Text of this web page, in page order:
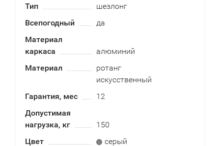
Тип
шезлонг
Всепогодный
да
Материал
каркаса
алюминий
Материал
ротанг
искусственный
Гарантия, мес
12
Допустимая
нагрузка, кг
150
Цвет
серый